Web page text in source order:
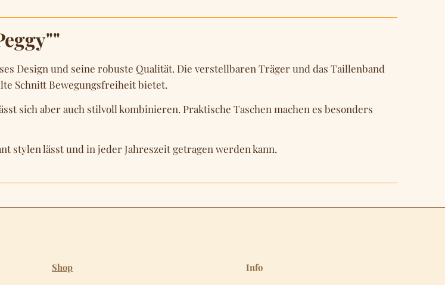
Design und seine robuste Qualität. Die verstellbaren Träger und das Taillenband
Schnitt Bewegungsfreiheit bietet.
sich aber auch stilvoll kombinieren. Praktische Taschen machen es besonders
stylen lässt und in jeder Jahreszeit getragen werden kann.
Shop Info